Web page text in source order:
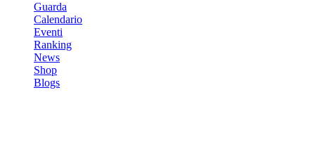
Guarda
Calendario
Eventi
Ranking
News
Shop
Blogs